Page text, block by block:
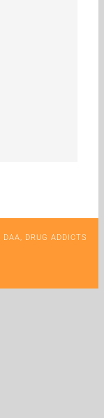
DRUG ADDICTS